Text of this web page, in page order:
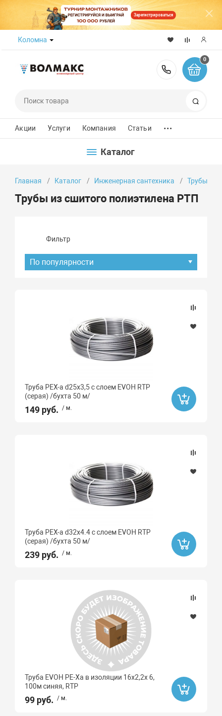
Зарегистрироваться
Коломна
8 (800)
0
Акции Услуги Компания Статьи ...
Каталог
Главная Каталог Инженерная сантехника Трубы
Трубы из сшитого полиэтилена РТП
Фильтр
По популярности
Наличие товара
В наличии
Акция
Распродажа
РТП
GAPPO
Труба PEX-a d25х3,5 с слоем EVOH RTP
(серая) /бухта 50 м/
149 руб. / м.
Труба PEX-a d32х4.4 с слоем EVOH RTP
(серая) /бухта 50 м/
239 руб. / м.
Труба EVOH PE-Xa в изоляции 16х2,2х 6,
100м синяя, RTP
99 руб. / м.